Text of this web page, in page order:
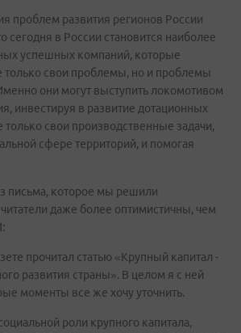
проблем развития регионов России
сегодня в России становится наиболее
успешных компаний, которые
только свои проблемы, но и проблемы
они могут выступить локомотивом
инвестируя в развитие дотационных
свои производственные задачи,
сфере территорий, и помогая
письма, которое мы решили
даже более оптимистичны, чем
прочитал статью «Крупный капитал -
развития страны». В целом я с ней
моменты все же хочу уточнить.
роли крупного капитала,